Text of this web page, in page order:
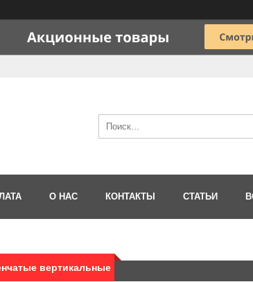
О НАС КОНТАКТЫ СТАТЬИ
вертикальные